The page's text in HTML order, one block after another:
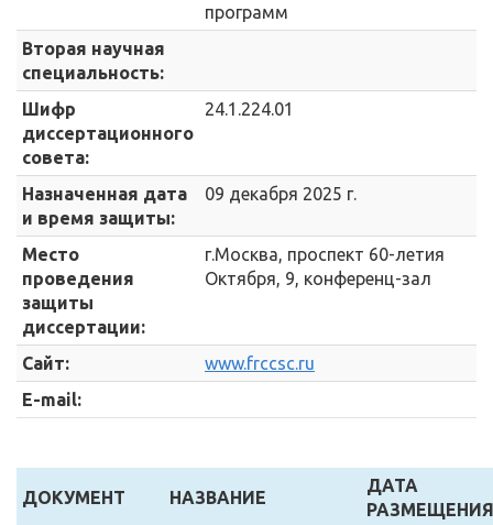
программ
Вторая научная
специальность:
Шифр
диссертационного
совета:
24.1.224.01
Назначенная дата
и время защиты:
09 декабря 2025 г.
Место
проведения
защиты
диссертации:
г.Москва, проспект 60-летия
Октября, 9, конференц-зал
Сайт:
www.frccsc.ru
E-mail:
ДОКУМЕНТ НАЗВАНИЕ
ДАТА
РАЗМЕЩЕНИЯ